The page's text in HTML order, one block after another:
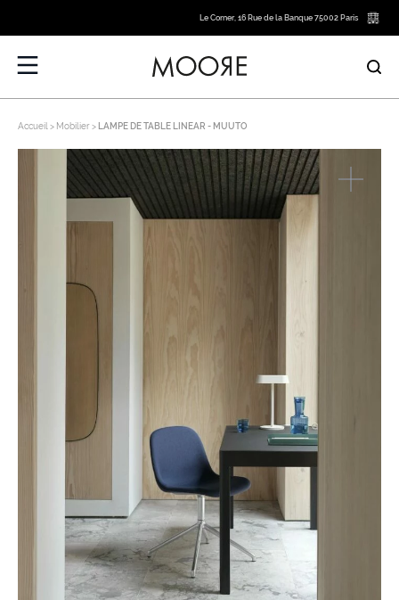
Le Corner, 16 Rue de la Banque 75002 Paris
Accueil Mobilier LAMPE DE TABLE LINEAR - MUUTO